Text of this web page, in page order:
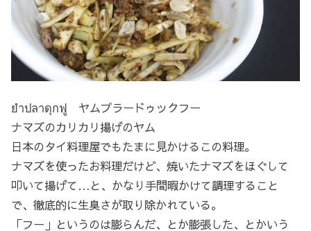
ยำปลาดุกฟู ヤムプラードゥックフー
ナマズのカリカリ揚げのヤム
日本のタイ料理屋でもたまに見かけるこの料理。
ナマズを使ったお料理だけど、焼いたナマズをほぐして
叩いて揚げて…と、かなり手間暇かけて調理すること
で、徹底的に生臭さが取り除かれている。
「フー」というのは膨らんだ、とか膨張した、とかいう